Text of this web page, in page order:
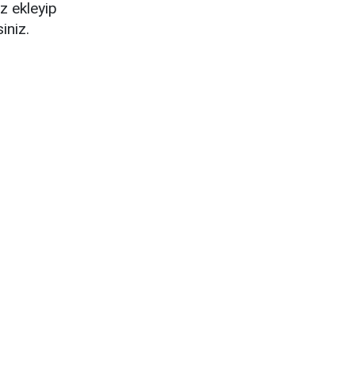
ekleyip